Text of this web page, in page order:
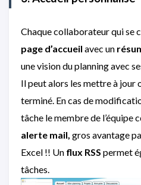
Chaque collaborateur qui se
page d’accueil avec un
une vision du planning avec
Il peut alors les mettre à jour
terminé. En cas de
tâche le membre de l’équipe
alerte mail, gros avantage
Excel !! Un flux RSS permet
tâches.